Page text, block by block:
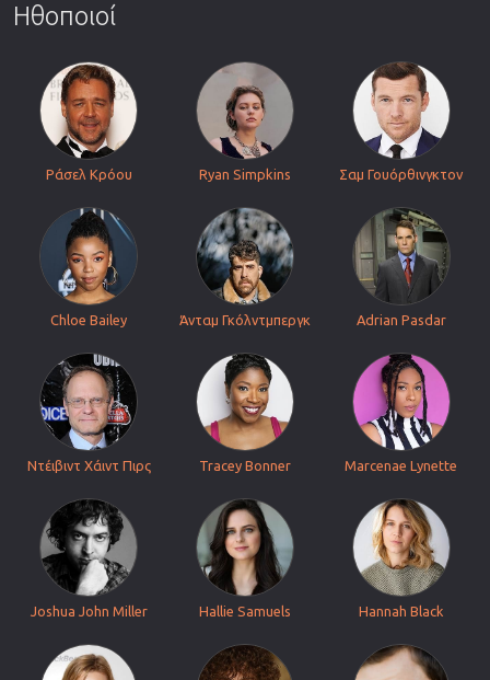
Ηθοποιοί
Ράσελ Κρόου Ryan Simpkins Σαμ Γουόρθινγκτον
Chloe Bailey Άνταμ Γκόλντμπεργκ Adrian Pasdar
Ντέιβιντ Χάιντ Πιρς Tracey Bonner Marcenae Lynette
Joshua John Miller Hallie Samuels Hannah Black